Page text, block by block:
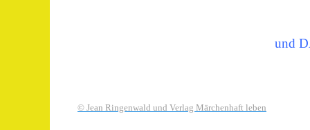
und
© Jean Ringenwald und Verlag Märchenhaft leben